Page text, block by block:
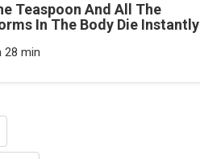
Teaspoon And All The
In The Body Die Instantly
28 min